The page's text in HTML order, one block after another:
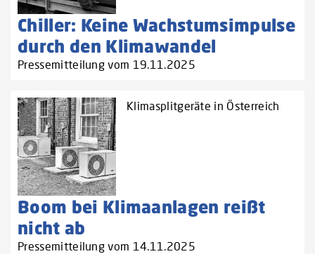
Chiller: Keine Wachstumsimpulse
durch den Klimawandel
Pressemitteilung vom 19.11.2025
Klimasplitgeräte in Österreich
Boom bei Klimaanlagen reißt
nicht ab
Pressemitteilung vom 14.11.2025